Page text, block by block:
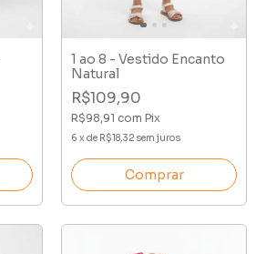
1 ao 8 - Vestido Encanto
Natural
R$109,90
R$98,91 com Pix
6 x de R$18,32 sem juros
Comprar